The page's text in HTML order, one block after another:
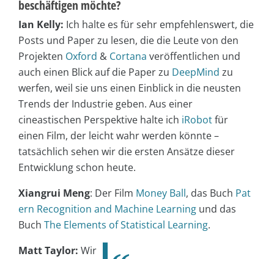
beschäftigen möchte?
Ian Kelly: Ich halte es für sehr empfehlenswert, die
Posts und Paper zu lesen, die die Leute von den
Projekten Oxford & Cortana veröffentlichen und
auch einen Blick auf die Paper zu DeepMind zu
werfen, weil sie uns einen Einblick in die neusten
Trends der Industrie geben. Aus einer
cineastischen Perspektive halte ich iRobotfür
einen Film, der leicht wahr werden könnte –
tatsächlich sehen wir die ersten Ansätze dieser
Entwicklung schon heute.
Xiangrui Meng: Der Film Money Ball, das Buch Pat
ern Recognition and Machine Learning und das
Buch The Elements of Statistical Learning.
Matt Taylor: Wir